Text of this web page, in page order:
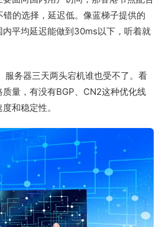
的选择，延迟低。像蓝梯子提供的
平均延迟能做到30ms以下，听着就
服务器三天两头宕机谁也受不了。看
量，有没有BGP、CN2这种优化线
和稳定性。